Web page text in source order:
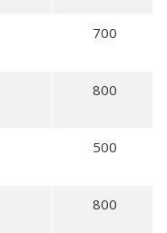
700
800
500
800